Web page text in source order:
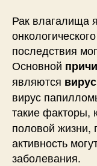
Рак влагалища
последствия
Основной
являются
вирус
такие факторы,
половой
активность
заболевания.